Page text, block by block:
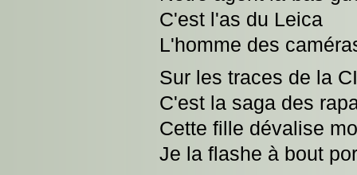
C'est l'as du Leica
L'homme des
Sur les traces de la
C'est la saga des
Cette fille dévalise
Je la flashe à bout